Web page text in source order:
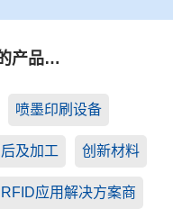
产品…
喷墨印刷设备
及加工 创新材料
RFID应用解决方案商